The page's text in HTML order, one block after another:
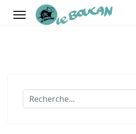
Recherche